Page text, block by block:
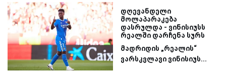
დღევანდელი
მოლაპარაკება
დასრულდა - ვინისიუსს
რეალში დარჩენა სურს
მადრიდის „რეალის“
ვარსკვლავი ვინისიუს...